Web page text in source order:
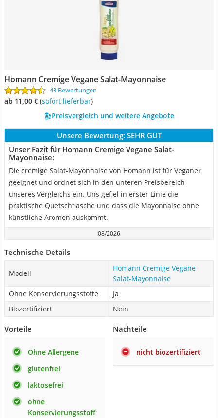
Homann Cremige Vegane Salat-Mayonnaise
43 Bewertungen
ab 11,00 € ( Sofort lieferbar)
Preisvergleich und weitere Angebote
Unsere Bewertung: SEHR GUT
Unser Fazit für Homann Cremige Vegane Salat-
Mayonnaise:
Die cremige Salat-Mayonnaise von Homann ist für Veganer
geeignet und ordnet sich in den unteren Preisbereich
unseres Vergleichs ein. Uns gefiel in erster Linie die
praktische Quetschflasche und dass die Mayonnaise ohne
künstliche Aromen auskommt.
08/2026
Technische Details
Modell
Homann Cremige Vegane
Salat-Mayonnaise
Ohne Konservierungsstoffe
Ja
Biozertifiziert
Nein
Vorteile
Ohne Allergene
glutenfrei
laktosefrei
ohne
Konservierungsstoff
Nachteile
nicht biozertifiziert